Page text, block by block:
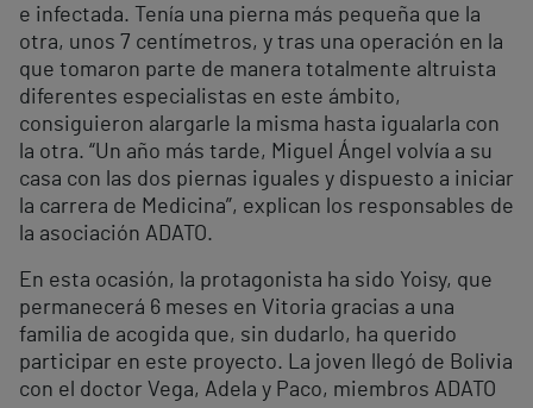
e infectada. Tenía una pierna más pequeña que la
otra, unos 7 centímetros, y tras una operación en la
que tomaron parte de manera totalmente altruista
diferentes especialistas en este ámbito,
consiguieron alargarle la misma hasta igualarla con
la otra. “Un año más tarde, Miguel Ángel volvía a su
casa con las dos piernas iguales y dispuesto a iniciar
la carrera de Medicina”, explican los responsables de
la asociación ADATO.
En esta ocasión, la protagonista ha sido Yoisy, que
permanecerá 6 meses en Vitoria gracias a una
familia de acogida que, sin dudarlo, ha querido
participar en este proyecto. La joven llegó de Bolivia
con el doctor Vega, Adela y Paco, miembros ADATO